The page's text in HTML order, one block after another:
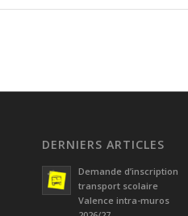
DERNIERS ARTICLES
Demande d’inscription
transport scolaire
Valence intra-muros